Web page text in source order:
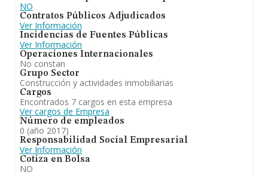
NO
Contratos Públicos Adjudicados
Ver Información
Incidencias de Fuentes Públicas
Ver Información
Operaciones Internacionales
No constan
Grupo Sector
Construcción y actividades inmobiliarias
Cargos
Encontrados 7 cargos en esta empresa
Ver cargos de Empresa
Número de empleados
0 (año 2017)
Responsabilidad Social Empresarial
Ver Información
Cotiza en Bolsa
NO